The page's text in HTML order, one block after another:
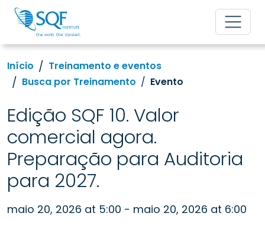
Início
Treinamento e eventos
Busca por Treinamento
Evento
Edição SQF 10. Valor
comercial agora.
Preparação para Auditoria
para 2027.
maio 20, 2026 at 5:00 - maio 20, 2026 at 6:00